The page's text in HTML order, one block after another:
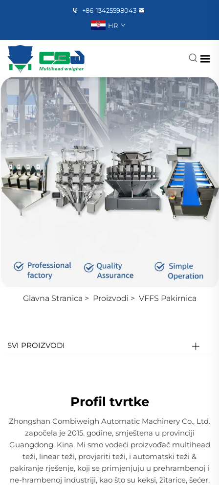
+86-13425598043
HR
Glavna Stranica > Proizvodi > VFFS Pakirnica
SVI PROIZVODI
Profil tvrtke
Zhongshan Combiweigh Automatic Machinery Co., Ltd.
započela je 2015. godine, smještena u provinciji
Guangdong, Kina. Mi smo vodeći proizvođač multihead
teži, linear teži, provjeriti teži, i automatski teži &
pakiranje rješenje, koji se primjenjuju u prehrambenoj i
ne-hrambenoj industriji, kao što su keksi, žitarice, šećer,